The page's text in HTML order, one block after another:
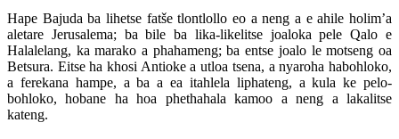
Hape Bajuda ba lihetse fatše tlontlollo eo a neng a e ahile holim’a
aletare Jerusalema; ba bile ba lika-likelitse joaloka pele Qalo e
Halalelang, ka marako a phahameng; ba entse joalo le motseng oa
Betsura. Eitse ha khosi Antioke a utloa tsena, a nyaroha habohloko,
a ferekana hampe, a ba a ea itahlela liphateng, a kula ke pelo-
bohloko, hobane ha hoa phethahala kamoo a neng a lakalitse
kateng.